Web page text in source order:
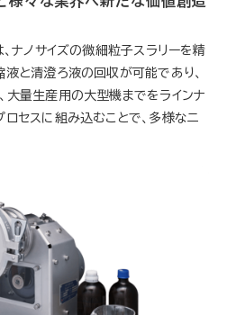
、ナノサイズの微細粒子スラリーを精
と清澄ろ液の回収が可能であり、
大量生産用の大型機までをラインナ
セスに組み込むことで、多様なニ